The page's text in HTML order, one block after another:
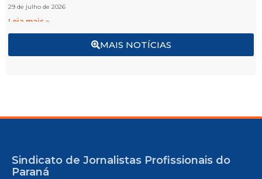
MAIS NOTÍCIAS
29 de julho de 2026
Leia mais »
Sindicato de Jornalistas Profissionais do
Paraná